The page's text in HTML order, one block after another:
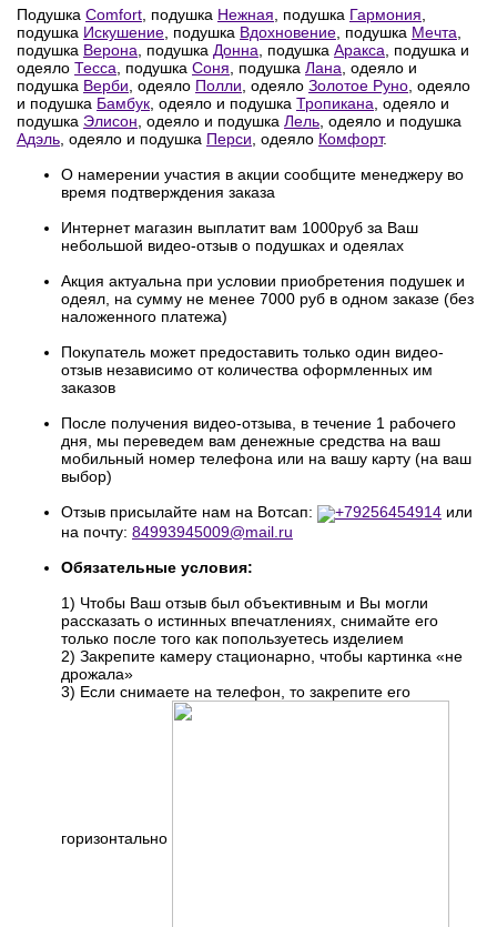
Подушка Comfort, подушка Нежная, подушка Гармония,
подушка Искушение, подушка Вдохновение, подушка Мечта,
подушка Верона, подушка Донна, подушка Аракса, подушка и
одеяло Тесса, подушка Соня, подушка Лана, одеяло и
подушка Верби, одеяло Полли, одеяло Золотое Руно, одеяло
и подушка Бамбук, одеяло и подушка Тропикана, одеяло и
подушка Элисон, одеяло и подушка Лель, одеяло и подушка
Адэль, одеяло и подушка Перси, одеяло Комфорт.
О намерении участия в акции сообщите менеджеру во
время подтверждения заказа
Интернет магазин выплатит вам 1000руб за Ваш
небольшой видео-отзыв о подушках и одеялах
Акция актуальна при условии приобретения подушек и
одеял, на сумму не менее 7000 руб в одном заказе (без
наложенного платежа)
Покупатель может предоставить только один видео-
отзыв независимо от количества оформленных им
заказов
После получения видео-отзыва, в течение 1 рабочего
дня, мы переведем вам денежные средства на ваш
мобильный номер телефона или на вашу карту (на ваш
выбор)
Отзыв присылайте нам на Вотсап:
+79256454914 или
на почту: 84993945009@mail.ru
Обязательные условия:
1) Чтобы Ваш отзыв был объективным и Вы могли
рассказать о истинных впечатлениях, снимайте его
только после того как попользуетесь изделием
2) Закрепите камеру стационарно, чтобы картинка «не
дрожала»
3) Если снимаете на телефон, то закрепите его
горизонтально